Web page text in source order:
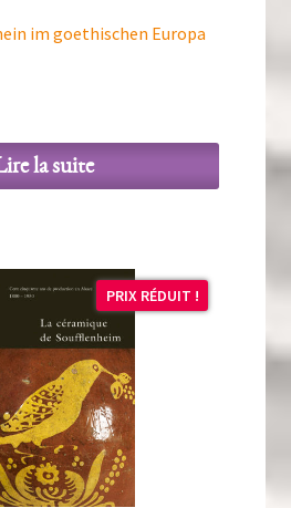
im goethischen Europa
la suite
PRIX RÉDUIT !